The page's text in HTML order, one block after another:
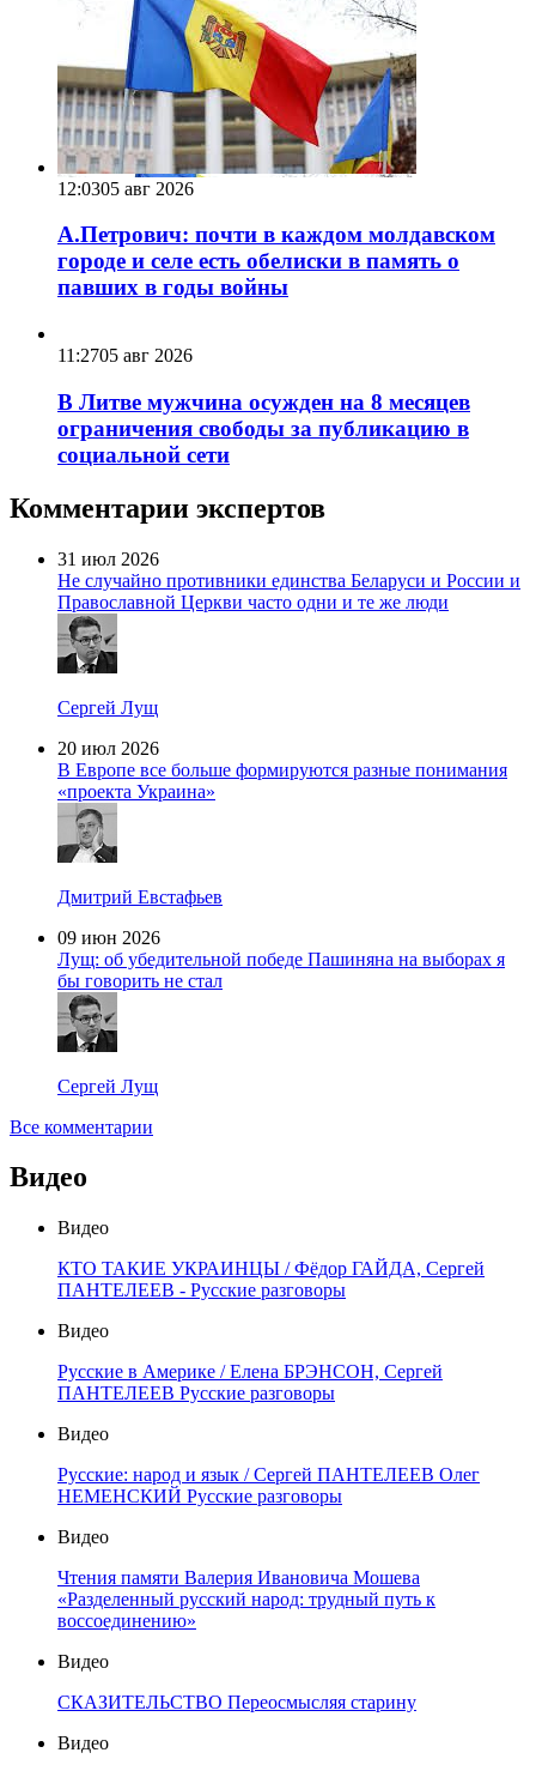
12:0305 авг 2026
А.Петрович: почти в каждом молдавском
городе и селе есть обелиски в память о
павших в годы войны
11:2705 авг 2026
В Литве мужчина осужден на 8 месяцев
ограничения свободы за публикацию в
социальной сети
Комментарии экспертов
31 июл 2026
Не случайно противники единства Беларуси и России и
Православной Церкви часто одни и те же люди
Сергей Лущ
20 июл 2026
В Европе все больше формируются разные понимания
«проекта Украина»
Дмитрий Евстафьев
09 июн 2026
Лущ: об убедительной победе Пашиняна на выборах я
бы говорить не стал
Сергей Лущ
Все комментарии
Видео
Видео
КТО ТАКИЕ УКРАИНЦЫ / Фёдор ГАЙДА, Сергей
ПАНТЕЛЕЕВ - Русские разговоры
Видео
Русские в Америке / Елена БРЭНСОН, Сергей
ПАНТЕЛЕЕВ Русские разговоры
Видео
Русские: народ и язык / Сергей ПАНТЕЛЕЕВ Олег
НЕМЕНСКИЙ Русские разговоры
Видео
Чтения памяти Валерия Ивановича Мошева
«Разделенный русский народ: трудный путь к
воссоединению»
Видео
СКАЗИТЕЛЬСТВО Переосмысляя старину
Видео